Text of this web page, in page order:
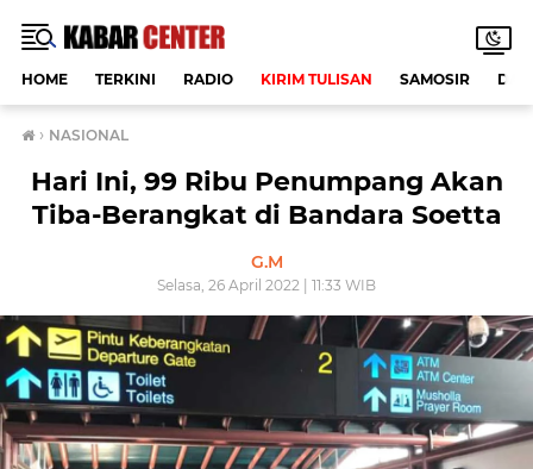
HOME TERKINI RADIO KIRIM TULISAN SAMOSIR
› NASIONAL
Hari Ini, 99 Ribu Penumpang Akan
Tiba-Berangkat di Bandara Soetta
G.M
Selasa, 26 April 2022 | 11:33 WIB